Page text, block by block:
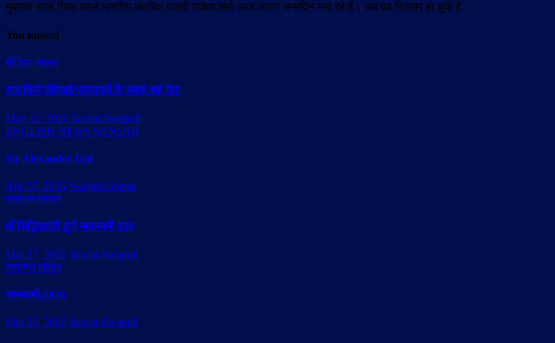
मुबारक साल गिरह-पहले भारतीय अंतरिक्ष यात्री राकेश शर्मा आज अपना जन्मदिन मना रहे हैं। अब वह रिटायर हो चुके हैं…
You missed
मीडिया संसार
याद किये एशियाई पत्रकारों के सबसे बड़े नेता
May 12, 2026 Sansar Swapnil
ENGLISH NEWS SANSAR
Sir Alexander Izat
Apr 27, 2026 Swapnil Sansar
सनातन संसार
माँ सिद्धिदात्री दुर्गा महानवमी पूजा
Mar 27, 2026 Sansar Swapnil
सनातन संसार
रामनवमी-2026
Mar 26, 2026 Sansar Swapnil